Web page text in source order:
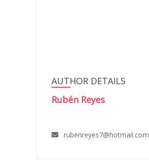
AUTHOR DETAILS
Rubén Reyes
rubenreyes7@hotmail.com